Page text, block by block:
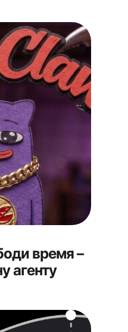
время –
агенту